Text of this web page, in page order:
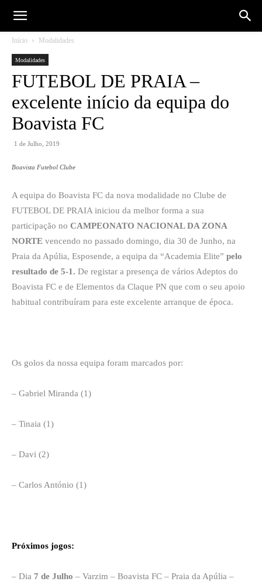
Início Modalidades
Modalidades
FUTEBOL DE PRAIA –
excelente início da equipa do
Boavista FC
1 de Julho, 2019
Boavista Futebol Clube
A equipa do Boavista FC da nova modalidade no Clube de
FUTEBOL DE PRAIA iniciou da melhor forma a sua
participação no CAMPEONATO NACIONAL DA ZONA
NORTE vencendo no passado domingo, dia 30 de Junho, na
Praia da Apúlia, Esposende, a equipa da “Academia Elite” pelo
resultado de 5-1. De registar a presença de vários Adeptos do
Boavista FC e de Elementos da Claque PN que com o seu apoio
habitual contribuíram para este excelente arranque de época.
Os golos da nossa equipa foram marcados por:
– Gabriel Miranda (1)
– Tinaia (1)
– Davi (2)
– Carlos António (1)
Próximos jogos:
– Dia 7 de Julho – Varzim – Boavista FC – Praia da Apúlia –